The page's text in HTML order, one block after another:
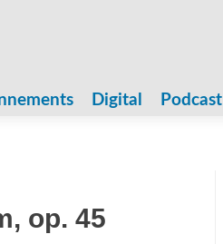
Digital Podcast
op. 45